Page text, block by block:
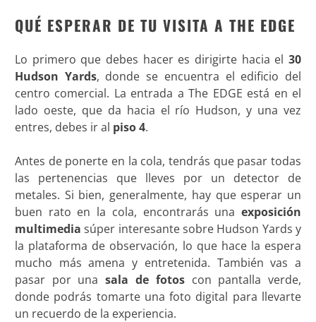
QUÉ ESPERAR DE TU VISITA A THE EDGE
Lo primero que debes hacer es dirigirte hacia el30
Hudson Yards, donde se encuentra el edificio del
centro comercial. La entrada a The EDGE está en el
lado oeste, que da hacia el río Hudson, y una vez
entres, debes ir al piso 4.
Antes de ponerte en la cola, tendrás que pasar todas
las pertenencias que lleves por un detector de
metales. Si bien, generalmente, hay que esperar un
buen rato en la cola, encontrarás unaexposición
multimedia súper interesante sobre Hudson Yards y
la plataforma de observación, lo que hace la espera
mucho más amena y entretenida. También vas a
pasar por unasala de fotoscon pantalla verde,
donde podrás tomarte una foto digital para llevarte
un recuerdo de la experiencia.